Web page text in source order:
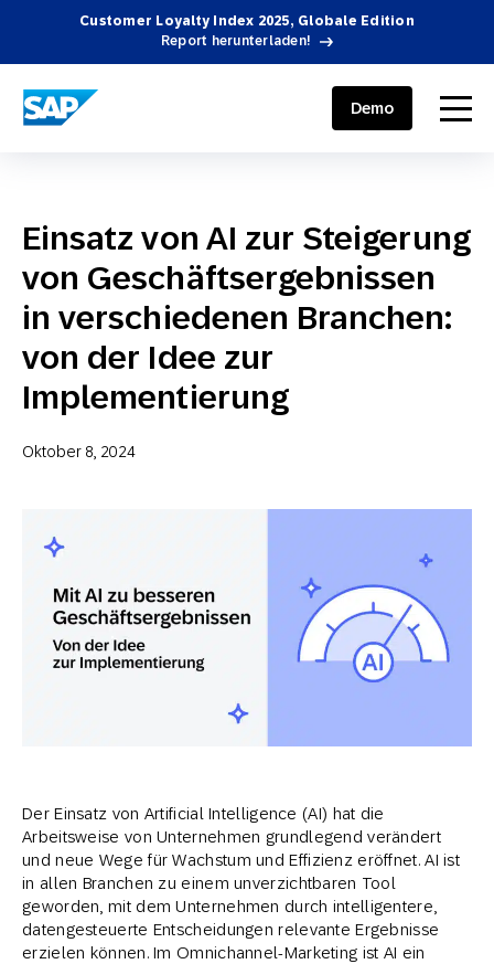
Customer Loyalty Index 2025, Globale Edition
Report herunterladen!
SAP ENGAGEMENT CLOUD menu
Demo
Einsatz von AI zur Steigerung
von Geschäftsergebnissen
in verschiedenen Branchen:
von der Idee zur
Implementierung
Oktober 8, 2024
Der Einsatz von Artificial Intelligence (AI) hat die
Arbeitsweise von Unternehmen grundlegend verändert
und neue Wege für Wachstum und Effizienz eröffnet. AI ist
in allen Branchen zu einem unverzichtbaren Tool
geworden, mit dem Unternehmen durch intelligentere,
datengesteuerte Entscheidungen relevante Ergebnisse
erzielen können. Im Omnichannel-Marketing ist AI ein